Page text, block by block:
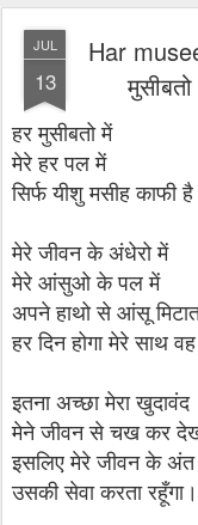
JUL
13
Har
हर मुसीबतो में
मेरे हर पल में
सिर्फ यीशु मसीह काफी है
मेरे जीवन के अंधेरो में
मेरे आंसुओ के पल में
अपने हाथो से आंसू
हर दिन होगा मेरे साथ
इतना अच्छा मेरा खुदावंद
मेने जीवन से चख कर
इसलिए मेरे जीवन के
उसकी सेवा करता